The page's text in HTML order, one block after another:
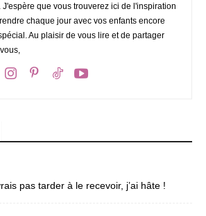
J'espère que vous trouverez ici de l'inspiration
chaque jour avec vos enfants encore
Au plaisir de vous lire et de partager
pas tarder à le recevoir, j’ai hâte !